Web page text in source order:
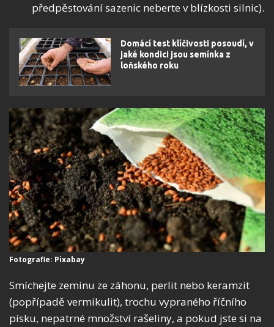
předpěstování sazenic neberte v blízkosti silnic).
Domácí test klíčivosti posoudí, v
jaké kondici jsou semínka z
loňského roku
Fotografie: Pixabay
Smíchejte zeminu ze záhonu, perlit nebo keramzit
(popřípadě vermikulit), trochu vypraného říčního
písku, nepatrné množství rašeliny, a pokud jste si na